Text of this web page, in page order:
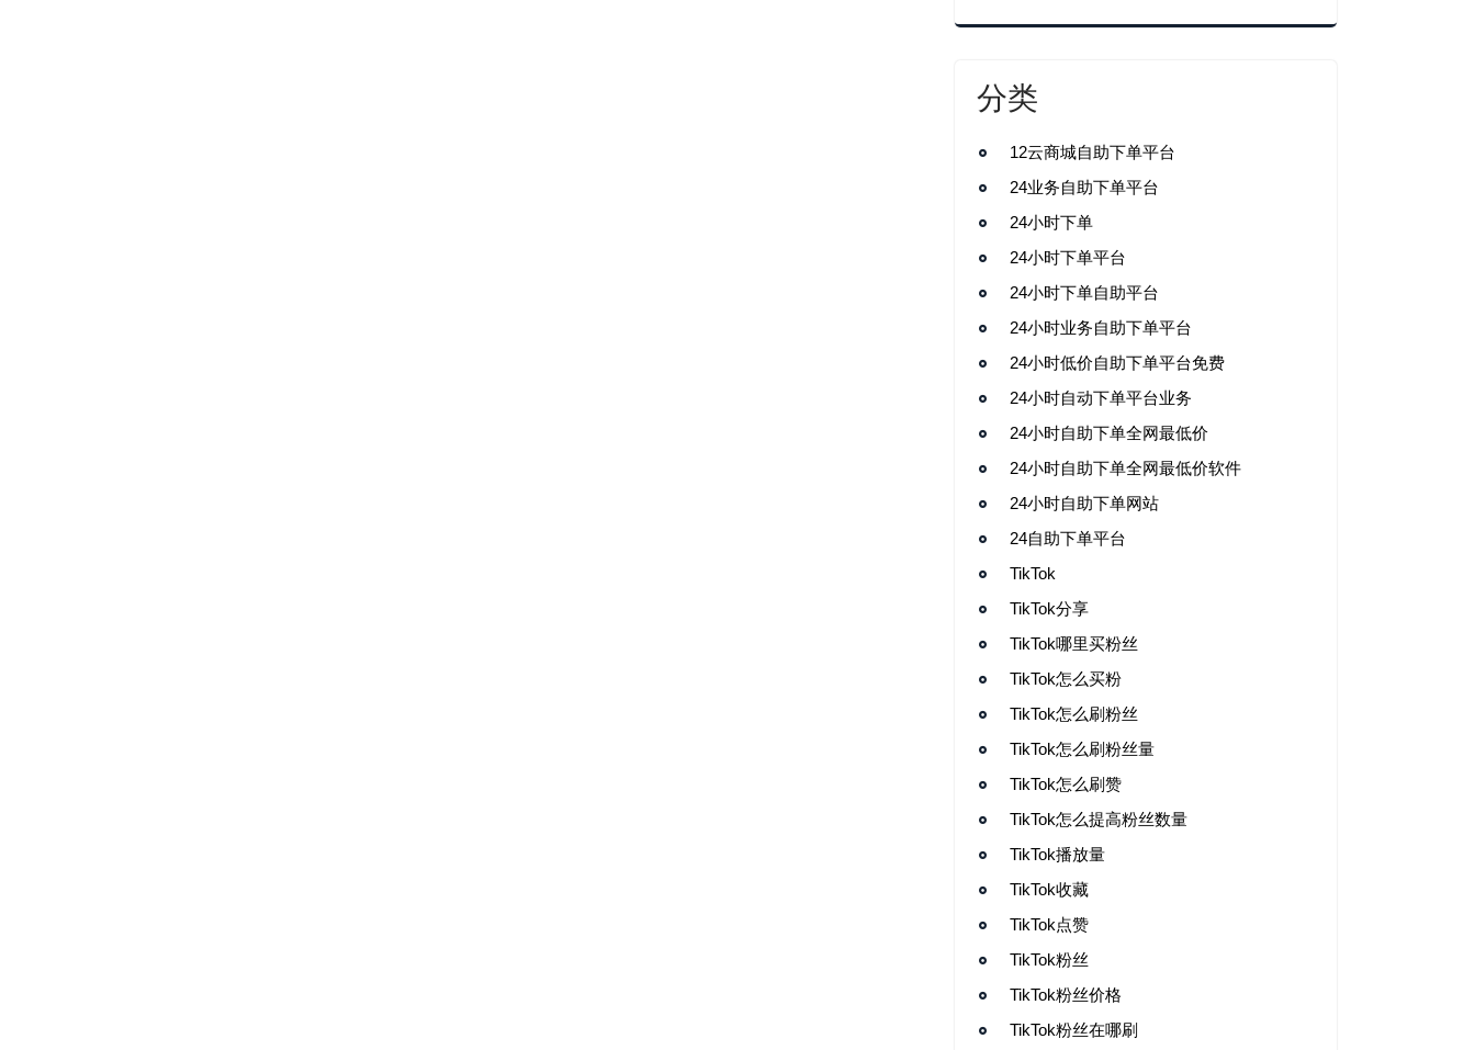
分类
12云商城自助下单平台
24业务自助下单平台
24小时下单
24小时下单平台
24小时下单自助平台
24小时业务自助下单平台
24小时低价自助下单平台免费
24小时自动下单平台业务
24小时自助下单全网最低价
24小时自助下单全网最低价软件
24小时自助下单网站
24自助下单平台
TikTok
TikTok分享
TikTok哪里买粉丝
TikTok怎么买粉
TikTok怎么刷粉丝
TikTok怎么刷粉丝量
TikTok怎么刷赞
TikTok怎么提高粉丝数量
TikTok播放量
TikTok收藏
TikTok点赞
TikTok粉丝
TikTok粉丝价格
TikTok粉丝在哪刷